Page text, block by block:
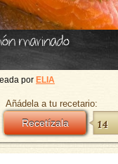
marinado
por ELIA
Añádela a tu recetario:
Recetízala 14